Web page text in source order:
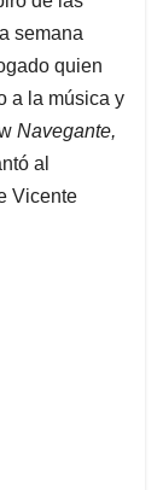
semana
quien
a la música y
Navegante,
al
Vicente